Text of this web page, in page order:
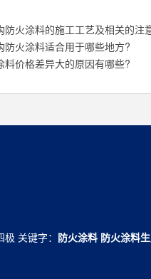
防火涂料的施工工艺及相关的注
防火涂料适合用于哪些地方?
料价格差异大的原因有哪些?
极 关键字： 防火涂料 防火涂料